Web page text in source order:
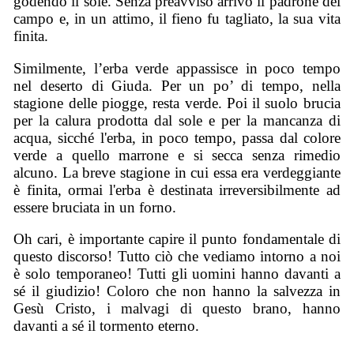
campo e, in un attimo, il fieno fu tagliato, la sua vita
finita.
Similmente, l’erba verde appassisce in poco tempo
nel deserto di Giuda. Per un po’ di tempo, nella
stagione delle piogge, resta verde. Poi il suolo brucia
per la calura prodotta dal sole e per la mancanza di
acqua, sicché l'erba, in poco tempo, passa dal colore
verde a quello marrone e si secca senza rimedio
alcuno. La breve stagione in cui essa era verdeggiante
è finita, ormai l'erba è destinata irreversibilmente ad
essere bruciata in un forno.
Oh cari, è importante capire il punto fondamentale di
questo discorso! Tutto ciò che vediamo intorno a noi
è solo temporaneo! Tutti gli uomini hanno davanti a
sé il giudizio! Coloro che non hanno la salvezza in
Gesù Cristo, i malvagi di questo brano, hanno
davanti a sé il tormento eterno.